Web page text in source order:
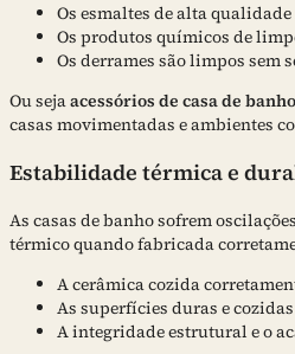
Os esmaltes de alta
Os produtos químicos de
Os derrames são limpos sem
Ou sejaacessórios de casa de
casas movimentadas e ambientes
Estabilidade térmica e
As casas de banho sofrem
térmico quando fabricada
A cerâmica cozida
As superfícies duras e
A integridade estrutural e o